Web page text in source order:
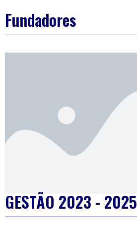
Fundadores
GESTÃO 2023 - 2025